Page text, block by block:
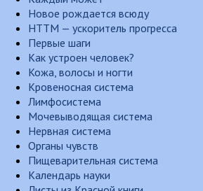
Новое рождается всюду
НТТМ — ускоритель прогресса
Первые шаги
Как устроен человек?
Кожа, волосы и ногти
Кровеносная система
Лимфосистема
Мочевыводящая система
Нервная система
Органы чувств
Пищеварительная система
Календарь науки